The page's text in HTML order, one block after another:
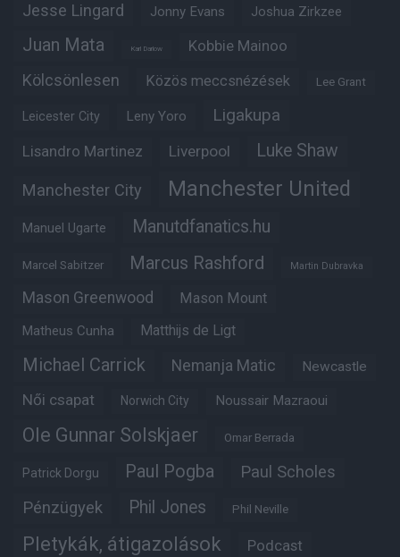
Jesse Lingard Jonny Evans Joshua Zirkzee
Juan Mata Karl Darlow Kobbie Mainoo
Kölcsönlesen Közös meccsnézések Lee Grant
Leicester City Leny Yoro Ligakupa
Lisandro Martinez Liverpool Luke Shaw
Manchester City Manchester United
Manuel Ugarte Manutdfanatics.hu
Marcel Sabitzer Marcus Rashford Martin Dubravka
Mason Greenwood Mason Mount
Matheus Cunha Matthijs de Ligt
Michael Carrick Nemanja Matic Newcastle
Női csapat Norwich City Noussair Mazraoui
Ole Gunnar Solskjaer Omar Berrada
Patrick Dorgu Paul Pogba Paul Scholes
Pénzügyek Phil Jones Phil Neville
Pletykák, átigazolások Podcast